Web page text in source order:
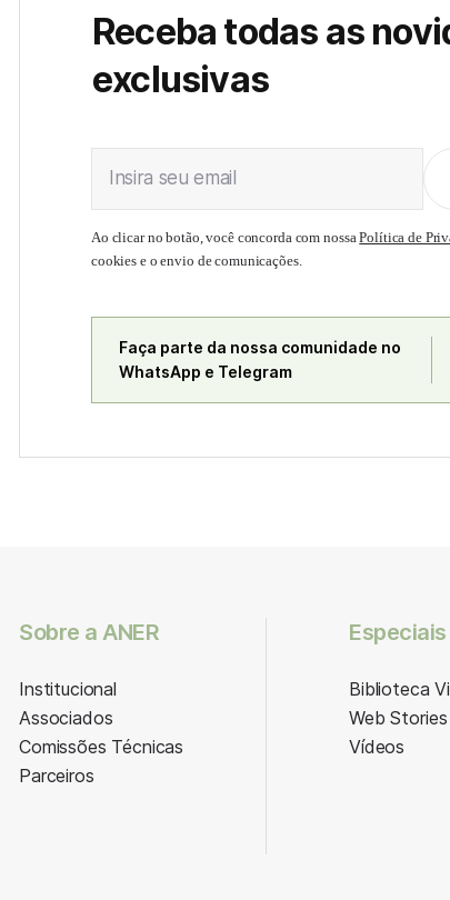
Receba todas as
exclusivas
Insira seu email
Ao clicar no botão, você concorda com nossaPolítica de
cookies e o envio de comunicações.
Faça parte da nossa comunidade no
WhatsApp e Telegram
Sobre a ANER
Institucional
Associados
Comissões Técnicas
Parceiros
Especiais
Biblioteca
Web Stories
Vídeos